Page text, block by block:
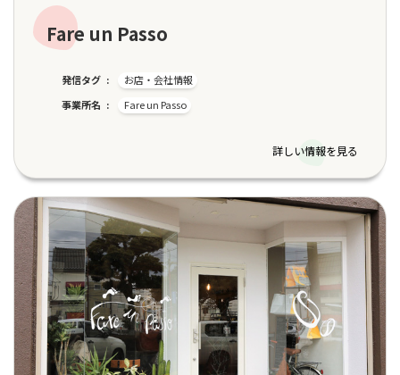
Fare un Passo
発信タグ
お店・会社情報
事業所名
Fare un Passo
詳しい情報を見る